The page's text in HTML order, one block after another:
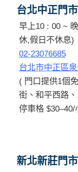
台北中正門市
早上10 : 00 ~
休,假日不休息)
02-23076685
台北市中正區
( 門口提供1個
街、和平西路
停車格 $30–40/
新北新莊門市